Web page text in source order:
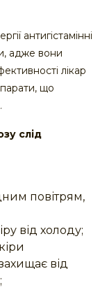
антигістамінні
адже вони
лікар
що
слід
повітрям,
від холоду;
від